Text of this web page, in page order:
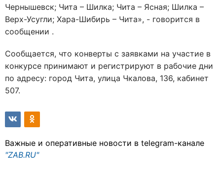
Чернышевск; Чита – Шилка; Чита – Ясная; Шилка –
Верх-Усугли; Хара-Шибирь – Чита», - говорится в
сообщении .
Сообщается, что конверты с заявками на участие в
конкурсе принимают и регистрируют в рабочие дни
по адресу: город Чита, улица Чкалова, 136, кабинет
507.
Важные и оперативные новости в telegram-канале
"ZAB.RU"